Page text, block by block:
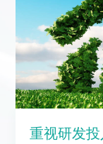
重视研发投